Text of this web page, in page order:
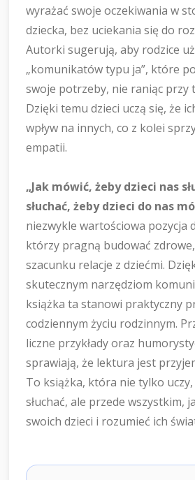
wyrażać swoje oczekiwania w
dziecka, bez uciekania się do
Autorki sugerują, aby rodzice
„komunikatów typu ja”, które
swoje potrzeby, nie raniąc przy
Dzięki temu dzieci uczą się, że
wpływ na innych, co z kolei
empatii.
„Jak mówić, żeby dzieci nas
słuchać, żeby dzieci do nas
niezwykle wartościowa pozycja
którzy pragną budować
szacunku relacje z dziećmi.
skutecznym narzędziom
książka ta stanowi praktyczny
codziennym życiu rodzinnym.
liczne przykłady oraz
sprawiają, że lektura jest
To książka, która nie tylko
słuchać, ale przede wszystkim,
swoich dzieci i rozumieć ich